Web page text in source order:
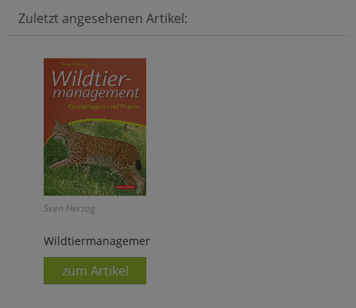
Zuletzt angesehenen Artikel:
Sven Herzog
Wildtiermanagement
zum Artikel